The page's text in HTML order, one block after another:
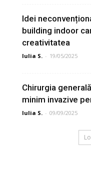
Idei
building indoor
creativitatea
Iulia S. - 19/05/2025
Chirurgia
minim invazive
Iulia S. - 09/09/2025